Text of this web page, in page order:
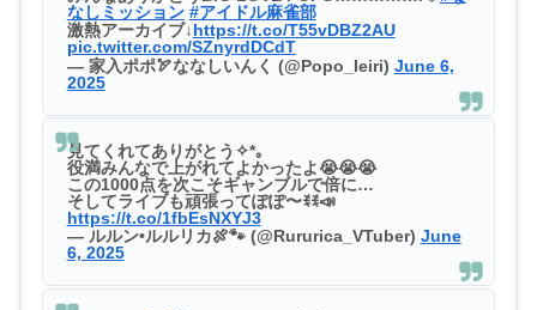
なしミッション #アイドル麻雀部
激熱アーカイブ↓https://t.co/T55vDBZ2AU
pic.twitter.com/SZnyrdDCdT
— 家入ポポ🏹ななしいんく (@Popo_Ieiri) June 6,
2025
見てくれてありがとう✧*｡
役満みんなで上がれてよかったよ😭😭😭
この1000点を次こそギャンブルで倍に…
そしてライブも頑張ってぽぽ〜ꉂꉂ📣
https://t.co/1fbEsNXYJ3
— ルルン•ルルリカ🍖🐾 (@Rururica_VTuber) June
6, 2025